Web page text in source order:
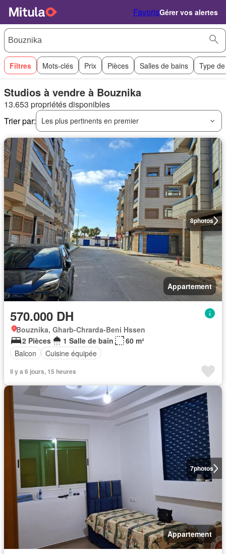
FavorisGérer vos alertes
Filtres Mots-clés Prix Pièces Salles de bains Type
Studios à vendre à Bouznika
13.653 propriétés disponibles
Trier par:
Les plus pertinents en premier
8photos
Appartement
570.000 DH
Bouznika, Gharb-Chrarda-Beni Hssen
2 Pièces
1 Salle de bain
60 m²
Balcon
Cuisine équipée
Il y a 6 jours, 15 heures
7photos
Appartement